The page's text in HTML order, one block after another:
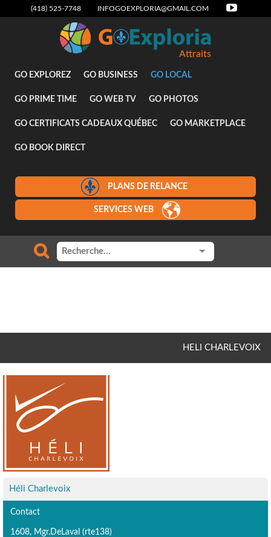
(418) 525-7748 INFOGOEXPLORIA@GMAIL.COM
Attraits
GO EXPLOREZ GO BUSINESS GO LOCAL
GO PRIME TIME GO WEB TV GO PHOTOS
GO CERTIFICATS CADEAUX QUÉBEC GO MARKETPLACE
GO BOOK DIRECT
PLANS DE RELANCE
SERVICES WEB
HELI CHARLEVOIX
Héli Charlevoix
Contact
1608, Mgr.DeLaval (rte138)